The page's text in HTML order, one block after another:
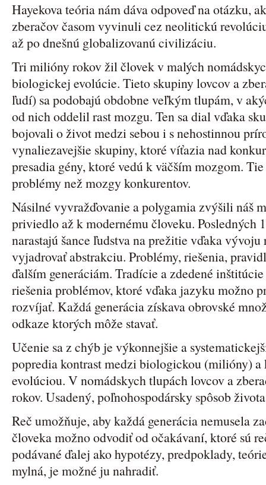
Hayekova teória nám dáva odpoveď na otázku,
zberačov časom vyvinuli cez neolitickú
až po dnešnú globalizovanú civilizáciu.
Tri milióny rokov žil človek v malých
biologickej evolúcie. Tieto skupiny lovcov a
ľudí) sa podobajú obdobne veľkým tlupám, v
od nich oddelil rast mozgu. Ten sa dial vďaka
bojovali o život medzi sebou i s nehostinnou
vynaliezavejšie skupiny, ktoré víťazia nad
presadia gény, ktoré vedú k väčším mozgom.
problémy než mozgy konkurentov.
Násilné vyvražďovanie a polygamia zvýšili náš
priviedlo až k modernému človeku. Posledných
narastajú šance ľudstva na prežitie vďaka
vyjadrovať abstrakciu. Problémy, riešenia,
ďalším generáciám. Tradície a zdedené
riešenia problémov, ktoré vďaka jazyku možno
rozvíjať. Každá generácia získava obrovské
odkaze ktorých môže stavať.
Učenie sa z chýb je výkonnejšie a
popredia kontrast medzi biologickou (milióny)
evolúciou. V nomádskych tlupách lovcov a
rokov. Usadený, poľnohospodársky spôsob
Reč umožňuje, aby každá generácia nemusela
človeka možno odvodiť od očakávaní, ktoré sú
podávané ďalej ako hypotézy, predpoklady,
mylná, je možné ju nahradiť.